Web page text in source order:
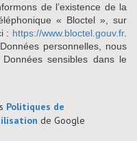
de l’existence de la
« Bloctel », sur
: https://www.bloctel.gouv.fr.
personnelles, nous
sensibles dans le
Politiques de
de Google